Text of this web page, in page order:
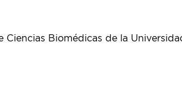
Biomédicas de la